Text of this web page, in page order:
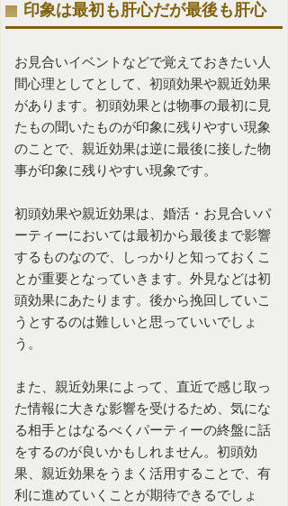
印象は最初も肝心だが最後も肝心
お見合いイベントなどで覚えておきたい人
間心理としてとして、初頭効果や親近効果
があります。初頭効果とは物事の最初に見
たもの聞いたものが印象に残りやすい現象
のことで、親近効果は逆に最後に接した物
事が印象に残りやすい現象です。
初頭効果や親近効果は、 婚活 ・ お見合いパ
ーティーにおいては最初から最後まで影響
するものなので、しっかりと知っておくこ
とが重要となっていきます。外見などは初
頭効果にあたります。後から挽回していこ
うとするのは難しいと思っていいでしょ
う。
また、親近効果によって、直近で感じ取っ
た情報に大きな影響を受けるため、気にな
る相手とはなるべくパーティーの終盤に話
をするのが良いかもしれません。初頭効
果、親近効果をうまく活用することで、有
利に進めていくことが期待できるでしょ